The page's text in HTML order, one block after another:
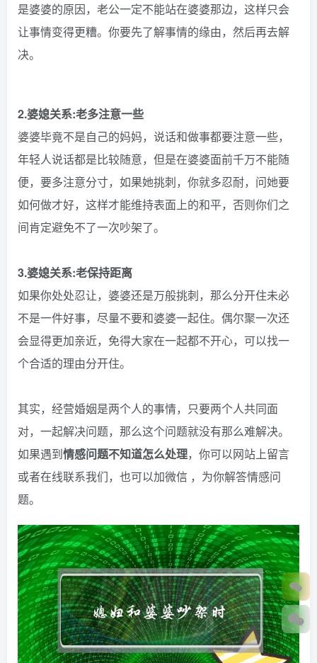
是婆婆的原因，老公一定不能站在婆婆那边，这样只会
让事情变得更糟。你要先了解事情的缘由，然后再去解
决。
2.婆媳关系:老多注意一些
婆婆毕竟不是自己的妈妈，说话和做事都要注意一些，
年轻人说话都是比较随意，但是在婆婆面前千万不能随
便，要多注意分寸，如果她挑刺，你就多忍耐，问她要
如何做才好，这样才能维持表面上的和平，否则你们之
间肯定避免不了一次吵架了。
3.婆媳关系:老保持距离
如果你处处忍让，婆婆还是万般挑刺，那么分开住未必
不是一件好事，尽量不要和婆婆一起住。偶尔聚一次还
会显得更加亲近，免得大家在一起都不开心，可以找一
个合适的理由分开住。
其实，经营婚姻是两个人的事情，只要两个人共同面
对，一起解决问题，那么这个问题就没有那么难解决。
如果遇到情感问题不知道怎么处理，你可以网站上留言
或者在线联系我们，也可以加微信 ，为你解答情感问
题。